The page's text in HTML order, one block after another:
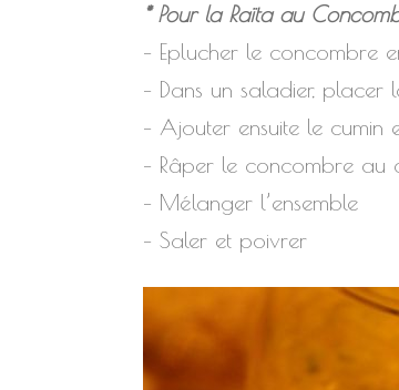
* Pour la Raïta au
– Eplucher le concombre
– Dans un saladier, placer
– Ajouter ensuite le
– Râper le concombre au
– Mélanger l’ensemble
– Saler et poivrer